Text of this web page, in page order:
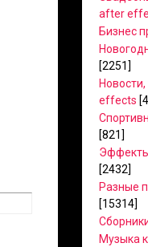
after
Бизнес
[2251]
effects
[821]
[2432]
Разные
[15314]
Музыка